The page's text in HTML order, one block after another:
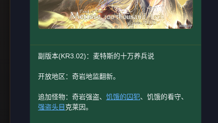
副版本(KR3.02)：麦特斯的十万养兵说
开放地区：奇岩地监翻新。
追加怪物：奇岩强盗、 饥饿的囚犯、饥饿的看守、
强盗头目 克莱因。